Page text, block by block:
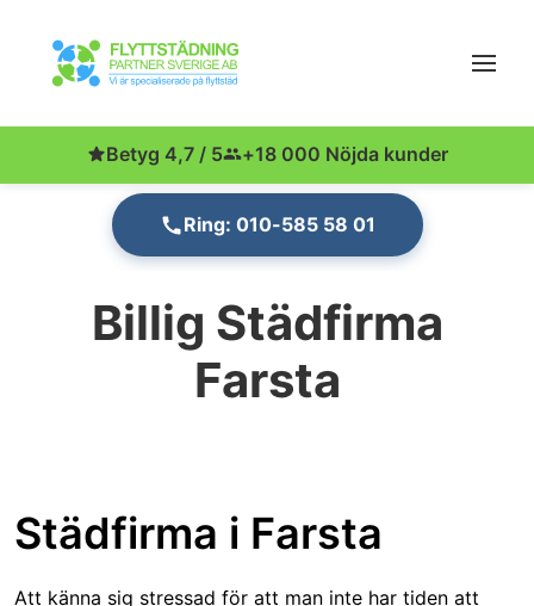
Betyg 4,7 / 5 +18 000 Nöjda kunder
Ring: 010-585 58 01
Billig Städfirma
Farsta
Städfirma i Farsta
Att känna sig stressad för att man inte har tiden att